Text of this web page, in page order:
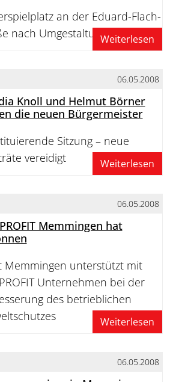
an der Eduard-Flach-
nach Umgestaltung eröffnet
Weiterlesen
06.05.2008
Knoll und Helmut Börner
die neuen Bürgermeister
Sitzung – neue
vereidigt
Weiterlesen
06.05.2008
Memmingen hat
Memmingen unterstützt mit
Unternehmen bei der
des betrieblichen
Weiterlesen
06.05.2008